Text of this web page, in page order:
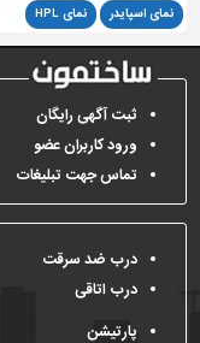
نمای اسپایدر نمای HPL
ثبت آگهی رایگان
ورود کاربران عضو
تماس جهت تبلیغات
درب ضد سرقت
درب اتاقی
پارتیشن